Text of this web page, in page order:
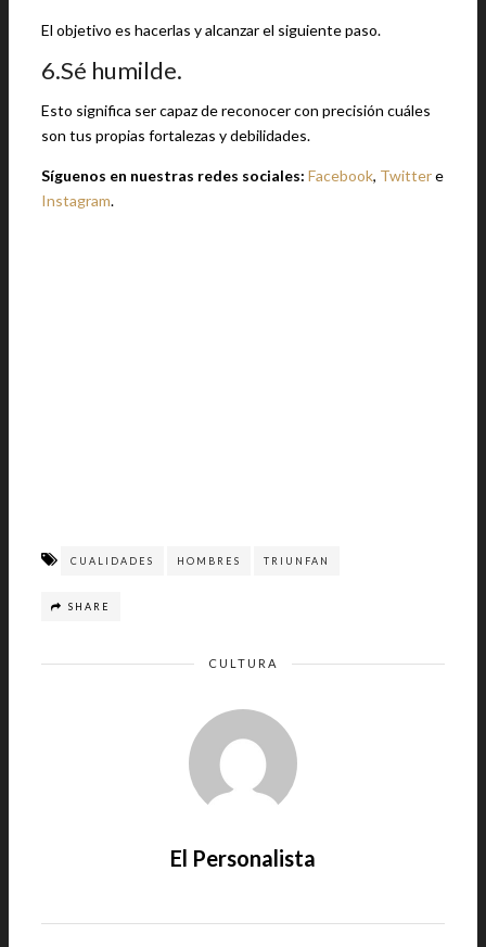
El objetivo es hacerlas y alcanzar el siguiente paso.
6.Sé humilde.
Esto significa ser capaz de reconocer con precisión cuáles
son tus propias fortalezas y debilidades.
Síguenos en nuestras redes sociales: Facebook, Twittere
Instagram.
CUALIDADES HOMBRES TRIUNFAN
SHARE
CULTURA
El Personalista